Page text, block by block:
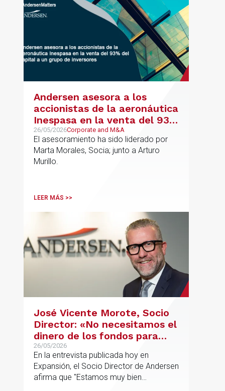
Andersen asesora a los
accionistas de la aeronáutica
Inespasa en la venta del 93%
del capital a un grupo de
inversores
26/05/2026Corporate and M&A
El asesoramiento ha sido liderado por
Marta Morales, Socia; junto a Arturo
Murillo.
LEER MÁS >>
José Vicente Morote, Socio
Director: «No necesitamos el
dinero de los fondos para
desarrollar nuestro
proyecto»
26/05/2026
En la entrevista publicada hoy en
Expansión, el Socio Director de Andersen
afirma que "Estamos muy bien